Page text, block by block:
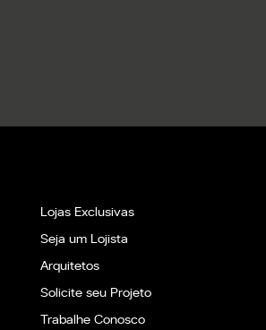
Lojas Exclusivas
Seja um Lojista
Arquitetos
Solicite seu Projeto
Trabalhe Conosco